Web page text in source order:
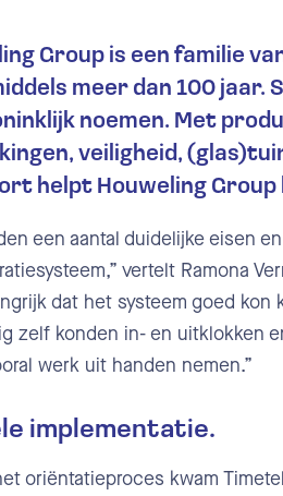
Group is een familie
meer dan 100 jaar.
noemen. Met
veiligheid,
helpt Houweling Group
een aantal duidelijke eisen
vertelt Ramona
dat het systeem goed kon
zelf konden in- en uitklokken
werk uit handen nemen.”
implementatie.
oriëntatieproces kwam